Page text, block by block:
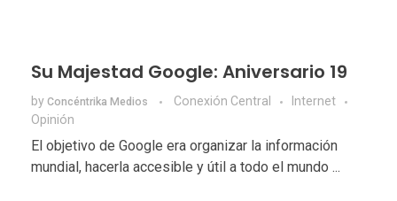
Su Majestad Google: Aniversario 19
by Concéntrika Medios Conexión Central
Internet
Opinión
El objetivo de Google era organizar la información
mundial, hacerla accesible y útil a todo el mundo ...